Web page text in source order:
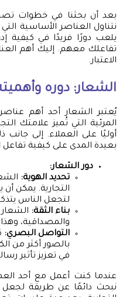
بعد أن بحثنا في خطوات
نتناول العناصر الأساسية
يلعب دورًا فريدًا في كيفية
تفاعلك معهم. إليك أهم
الاعتبار.
الشعار: دوره
يُعتبر الشعار أحد أهم
المرئية التي تُميز علامتك
أوليًا على العملاء. إلى جانب
بعيدة المدى على كيفية تفاعل
دور الشعار:
تحديد الهوية:
التجارية. يمكن
لتجعل الناس
بناء الثقة:
والمصداقية،
التواصل البصري:
بالصور أكثر من
في تعزيز تأثير
عندما كنت أعمل مع أحد
نبحث دائمًا عن طريقة لجعل